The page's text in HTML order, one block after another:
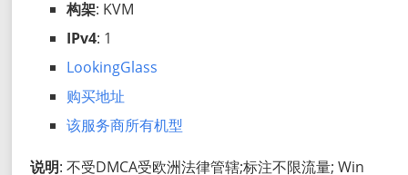
构架: KVM
IPv4: 1
LookingGlass
购买地址
该服务商所有机型
说明: 不受DMCA受欧洲法律管辖;标注不限流量; Win